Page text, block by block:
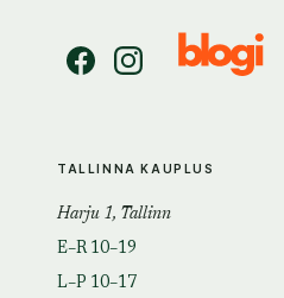
TALLINNA KAUPLUS
Harju 1, Tallinn
E–R 10–19
L–P 10–17